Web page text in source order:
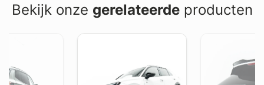
Bekijk onze gerelateerdeproducten